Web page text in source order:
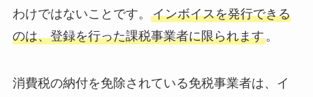
わけではないことです。 インボイスを発行できる
のは、登録を行った課税事業者に限られます。
消費税の納付を免除されている免税事業者は、イ